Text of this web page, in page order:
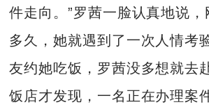
件走向。”罗茜一脸认真地说
多久，她就遇到了一次人情考
友约她吃饭，罗茜没多想就去
饭店才发现，一名正在办理案